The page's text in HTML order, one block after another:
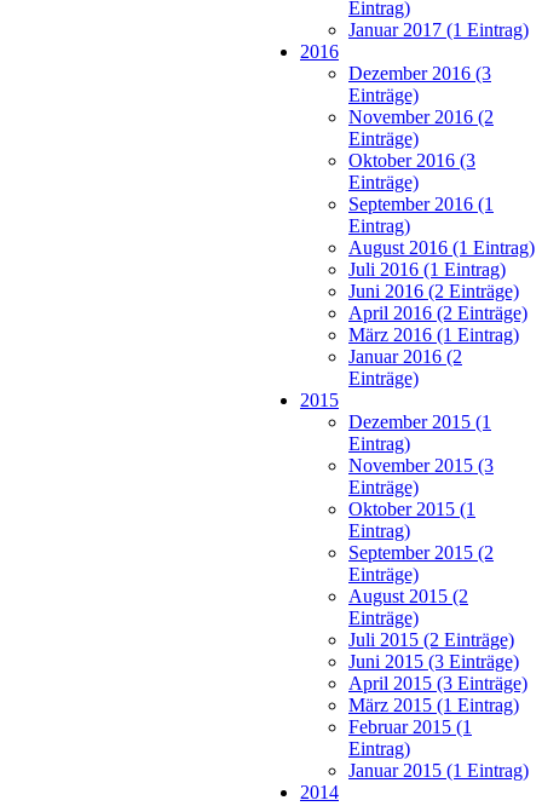
Eintrag)
Januar 2017 (1 Eintrag)
2016
Dezember 2016 (3
Einträge)
November 2016 (2
Einträge)
Oktober 2016 (3
Einträge)
September 2016 (1
Eintrag)
August 2016 (1 Eintrag)
Juli 2016 (1 Eintrag)
Juni 2016 (2 Einträge)
April 2016 (2 Einträge)
März 2016 (1 Eintrag)
Januar 2016 (2
Einträge)
2015
Dezember 2015 (1
Eintrag)
November 2015 (3
Einträge)
Oktober 2015 (1
Eintrag)
September 2015 (2
Einträge)
August 2015 (2
Einträge)
Juli 2015 (2 Einträge)
Juni 2015 (3 Einträge)
April 2015 (3 Einträge)
März 2015 (1 Eintrag)
Februar 2015 (1
Eintrag)
Januar 2015 (1 Eintrag)
2014